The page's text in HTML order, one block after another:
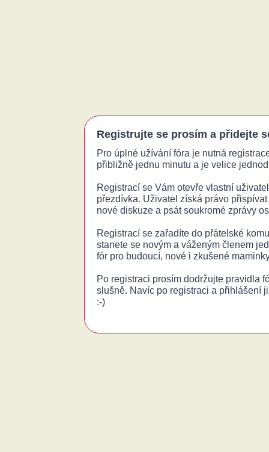
Registrujte se prosím a přidejte
Pro úplné užívání fóra je nutná
přibližně jednu minutu a je velice
Registrací se Vám otevře vlastní
přezdívka. Uživatel získá právo
nové diskuze a psát soukromé zprávy
Registrací se zařadíte do přátelské
stanete se novým a váženým členem
fór pro budoucí, nové i zkušené
Po registraci prosím dodržujte pravidla
slušně. Navíc po registraci a přihlášení
:-)